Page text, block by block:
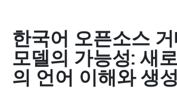
한국어 오픈소스
모델의 가능성: 새
의 언어 이해와 생성